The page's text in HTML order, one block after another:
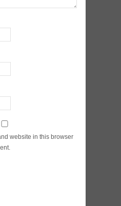
website in this browser